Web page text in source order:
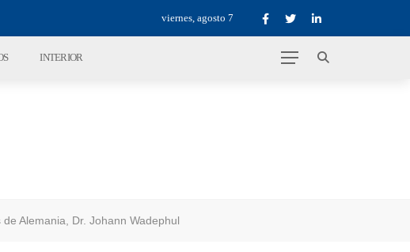
viernes, agosto 7
INTERIOR
Alemania, Dr. Johann Wadephul